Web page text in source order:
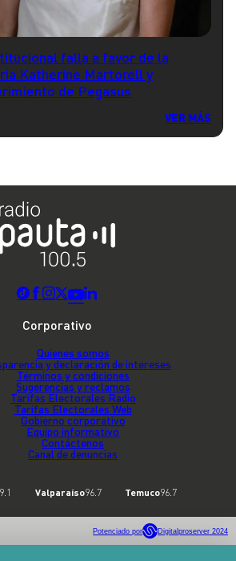
falla a favor de la
Katherine Martorell y
de Pegasus
VER MÁS
Corporativo
Quienes somos
y declaración de intereses
Términos y condiciones
Sugerencias y reclamos
Tarifas Electorales Radio
Tarifas Electorales Web
Gobierno corporativo
Equipo informativo
Contáctenos
Canal de denuncias
Valparaíso96.7 Temuco96.7
Potenciado por Digitalproserver 2024